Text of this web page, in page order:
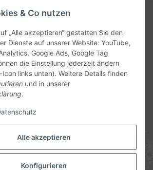
Alle akzeptieren
Konfigurieren
& Co nutzen
„Alle akzeptieren“ gestatten Sie den
Dienste auf unserer Website: YouTube,
Google Ads, Google Tag
die Einstellung jederzeit ändern
links unten). Weitere Details finden
und in unserer
.
| 13:00-17:00 Uhr
11-13